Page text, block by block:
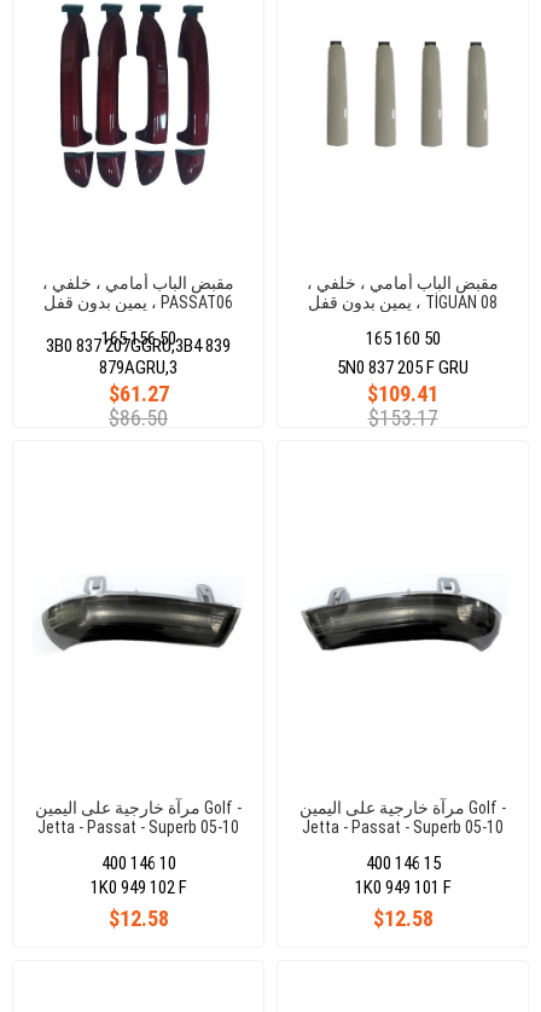
مقبض الباب أمامي ، خلفي ،
يمين بدون قفل ، PASSAT06
165 156 50
$61.27
$86.50
3B0 837 207GGRU,3B4 839
879AGRU,3
مقبض الباب أمامي ، خلفي ،
يمين بدون قفل ، TİGUAN 08
GRU
165 160 50
$109.41
$153.17
5N0 837 205 F GRU
مرآة خارجية على اليمين Golf -
Jetta - Passat - Superb 05-10
400 146 10
$12.58
1K0 949 102 F
مرآة خارجية على اليمين Golf -
Jetta - Passat - Superb 05-10
400 146 15
$12.58
1K0 949 101 F